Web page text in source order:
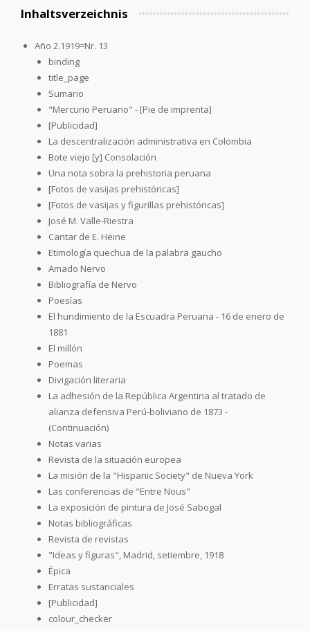
Inhaltsverzeichnis
Año 2.1919=Nr. 13
binding
title_page
Sumario
"Mercurio Peruano" - [Pie de imprenta]
[Publicidad]
La descentralización administrativa en Colombia
Bote viejo [y] Consolación
Una nota sobra la prehistoria peruana
[Fotos de vasijas prehistóricas]
[Fotos de vasijas y figurillas prehistóricas]
José M. Valle-Riestra
Cantar de E. Heine
Etimología quechua de la palabra gaucho
Amado Nervo
Bibliografía de Nervo
Poesías
El hundimiento de la Escuadra Peruana - 16 de enero de
1881
El millón
Poemas
Divigación literaria
La adhesión de la República Argentina al tratado de
alianza defensiva Perú-boliviano de 1873 -
(Continuación)
Notas varias
Revista de la situación europea
La misión de la "Hispanic Society" de Nueva York
Las conferencias de "Entre Nous"
La exposición de pintura de José Sabogal
Notas bibliográficas
Revista de revistas
"Ideas y figuras", Madrid, setiembre, 1918
Épica
Erratas sustanciales
[Publicidad]
colour_checker